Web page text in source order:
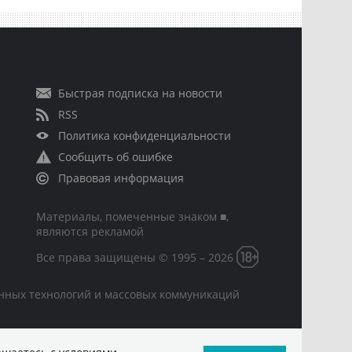
Быстрая подписка на новости
RSS
Политика конфиденциальности
Сообщить об ошибке
Правовая информация
Материалы, помеченные знаком ■,
являются рекламой
Все права защищены © 1995 – 2026
технологий и массовых коммуникаций